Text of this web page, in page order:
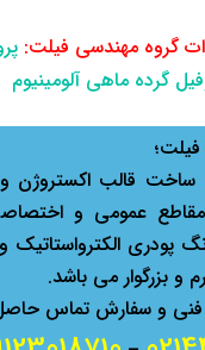
گروه مهندسی فیلت:
گرده ماهی آلومینیوم
قالب اكستروژن و
مقاطع عمومی و
پودری
و بزرگوار می باشد.
و سفارش تماس حاصل